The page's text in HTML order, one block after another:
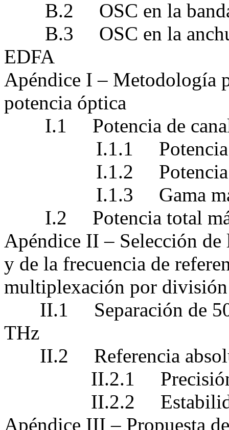
B.2 OSC en la banda
B.3 OSC en la
EDFA
Apéndice I – Metodología
potencia óptica
I.1 Potencia de
I.1.1 Potencia
I.1.2 Potencia
I.1.3 Gama máxima
I.2 Potencia total
Apéndice II – Selección de
y de la frecuencia de
multiplexación por
II.1 Separación de 50/
THz
II.2 Referencia
II.2.1 Precisión
II.2.2 Estabilidad
Apéndice III – Propuesta